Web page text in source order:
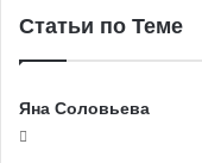
Статьи по Теме
Яна Соловьева